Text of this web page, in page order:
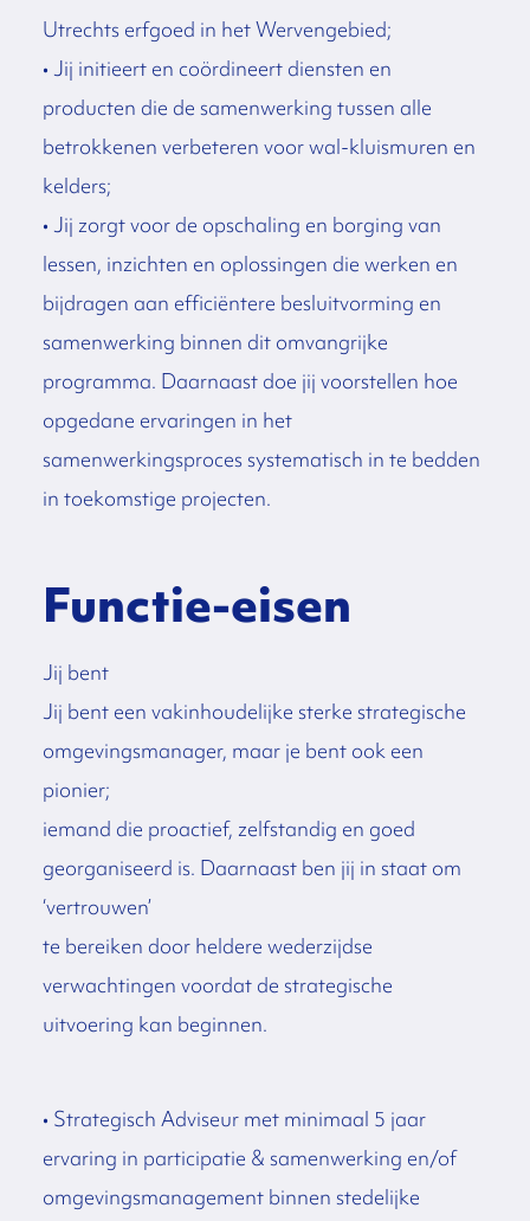
Utrechts erfgoed in het Wervengebied;
• Jij initieert en coördineert diensten en
producten die de samenwerking tussen alle
betrokkenen verbeteren voor wal-kluismuren en
kelders;
• Jij zorgt voor de opschaling en borging van
lessen, inzichten en oplossingen die werken en
bijdragen aan efficiëntere besluitvorming en
samenwerking binnen dit omvangrijke
programma. Daarnaast doe jij voorstellen hoe
opgedane ervaringen in het
samenwerkingsproces systematisch in te bedden
in toekomstige projecten.
Functie-eisen
Jij bent
Jij bent een vakinhoudelijke sterke strategische
omgevingsmanager, maar je bent ook een
pionier;
iemand die proactief, zelfstandig en goed
georganiseerd is. Daarnaast ben jij in staat om
‘vertrouwen’
te bereiken door heldere wederzijdse
verwachtingen voordat de strategische
uitvoering kan beginnen.
• Strategisch Adviseur met minimaal 5 jaar
ervaring in participatie & samenwerking en/of
omgevingsmanagement binnen stedelijke